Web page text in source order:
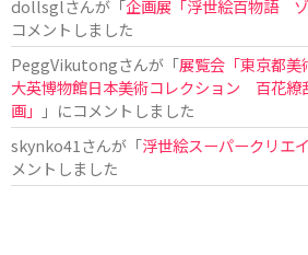
dollsglさんが「企画展「浮世絵百物語 ゾ
コメントしました
PeggVikutongさんが「展覧会「東京都
大英博物館日本美術コレクション 百花繚
画」
」にコメントしました
skynko41 さんが「浮世絵スーパークリエ
メントしました